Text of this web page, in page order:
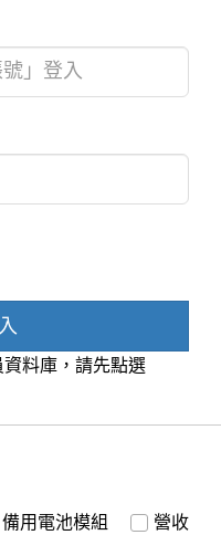
料庫，請先點選
備用電池模組 營收